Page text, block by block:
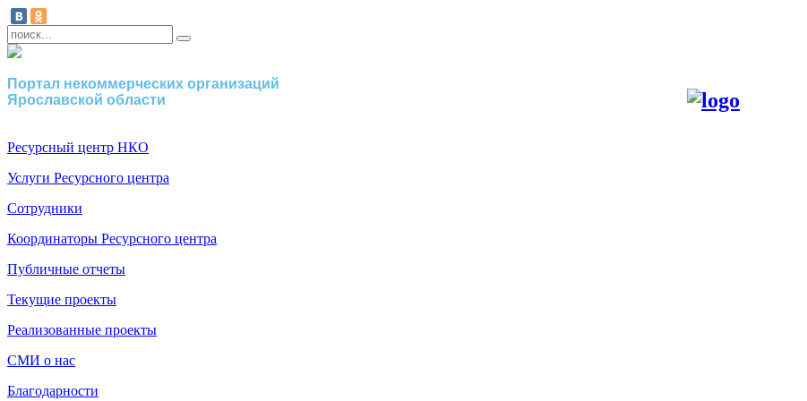
Портал некоммерческих организаций
Ярославской области
Ресурсный центр НКО
Услуги Ресурсного центра
Сотрудники
Координаторы Ресурсного центра
Публичные отчеты
Текущие проекты
Реализованные проекты
СМИ о нас
Благодарности